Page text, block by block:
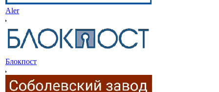
Aler
Блокпост